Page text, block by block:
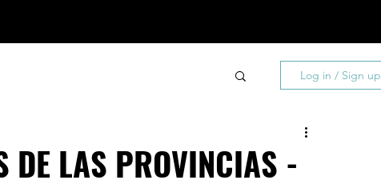
Log in / Sign up
DE LAS PROVINCIAS -